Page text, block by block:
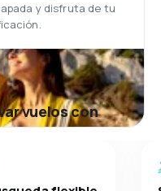
y disfruta de tu
vuelos con